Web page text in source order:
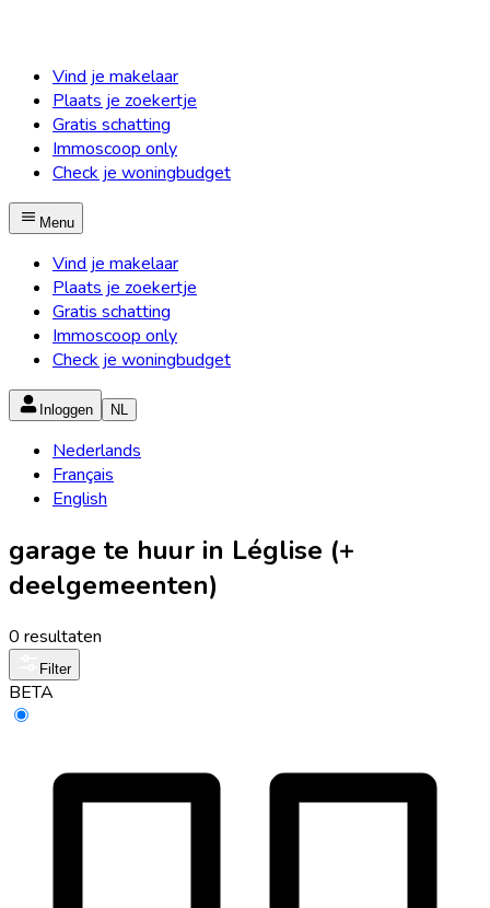
Vind je makelaar
Plaats je zoekertje
Gratis schatting
Immoscoop only
Check je woningbudget
Menu
Vind je makelaar
Plaats je zoekertje
Gratis schatting
Immoscoop only
Check je woningbudget
Inloggen NL
Nederlands
Français
English
garage te huur in Léglise (+
deelgemeenten)
0 resultaten
Filter
BETA